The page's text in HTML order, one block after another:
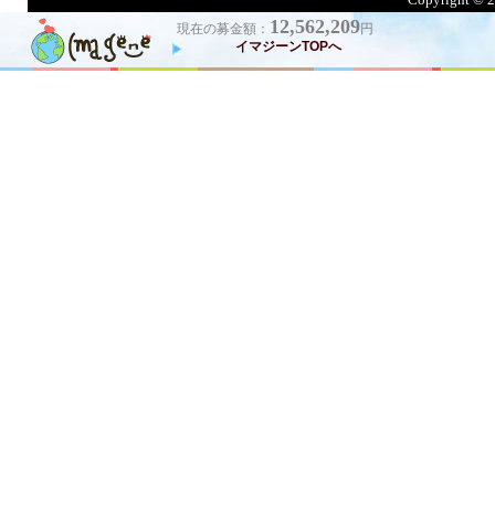
現在の募金額： 12,562,209円
イマジーンTOPへ